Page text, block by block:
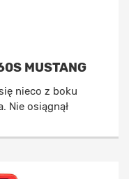
MUSTANG
nieco z boku
Nie osiągnął